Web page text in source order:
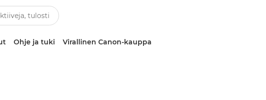
Ohje ja tuki Virallinen Canon-kauppa